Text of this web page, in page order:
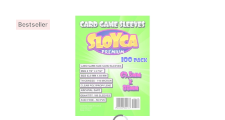
Bestseller